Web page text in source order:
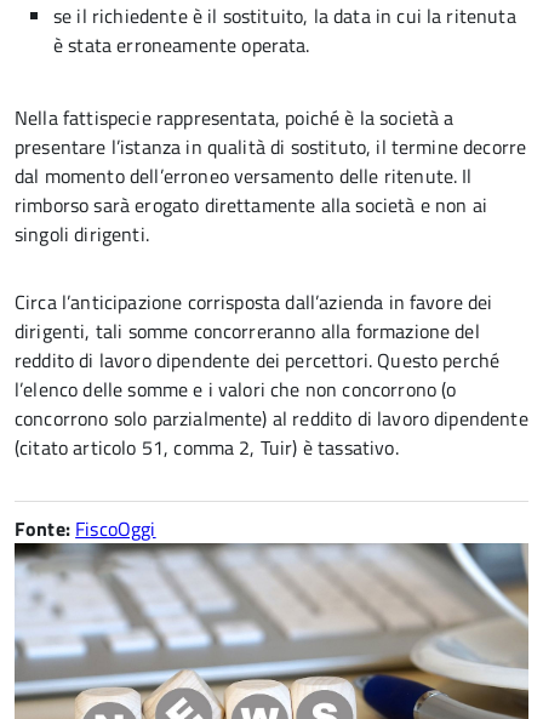
se il richiedente è il sostituito, la data in cui la ritenuta
è stata erroneamente operata.
Nella fattispecie rappresentata, poiché è la società a
presentare l’istanza in qualità di sostituto, il termine decorre
dal momento dell’erroneo versamento delle ritenute. Il
rimborso sarà erogato direttamente alla società e non ai
singoli dirigenti.
Circa l’anticipazione corrisposta dall’azienda in favore dei
dirigenti, tali somme concorreranno alla formazione del
reddito di lavoro dipendente dei percettori. Questo perché
l’elenco delle somme e i valori che non concorrono (o
concorrono solo parzialmente) al reddito di lavoro dipendente
(citato articolo 51, comma 2, Tuir) è tassativo.
Fonte: FiscoOggi